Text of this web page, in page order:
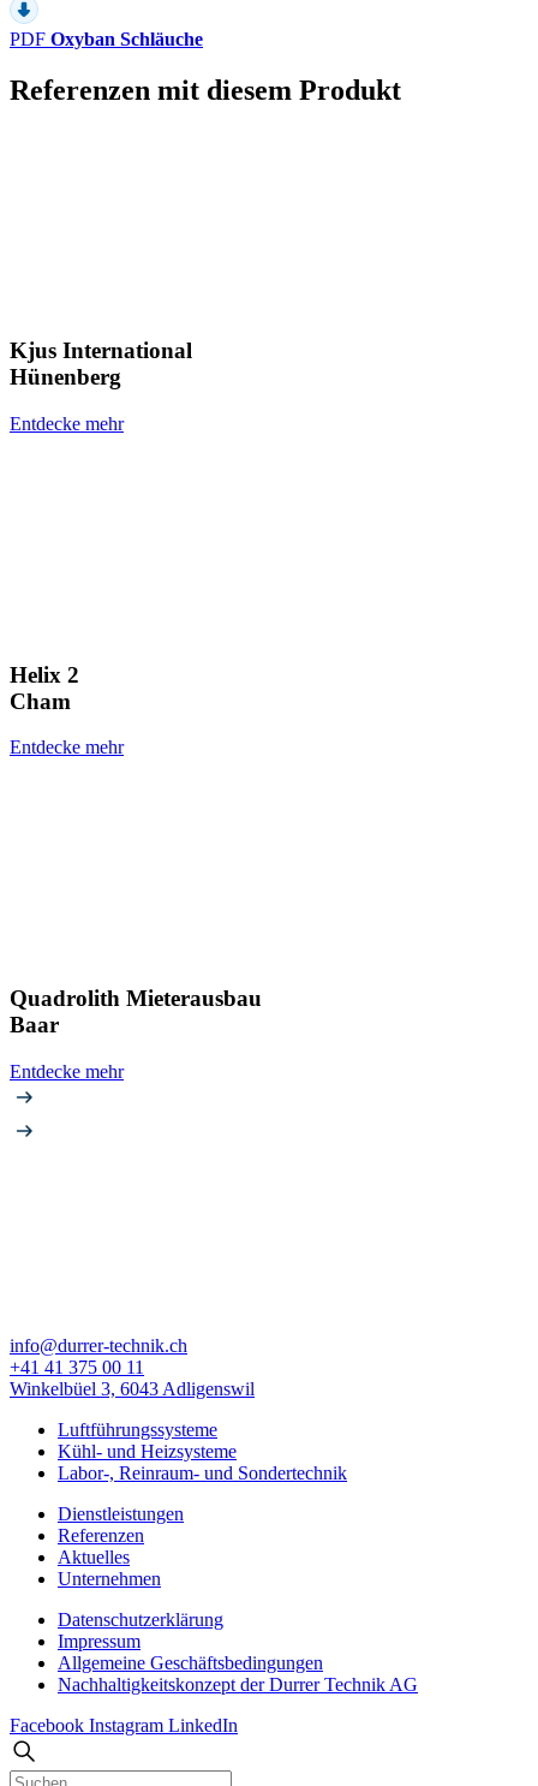
PDF Oxyban Schläuche
Referenzen mit diesem Produkt
Kjus International
Hünenberg
Entdecke mehr
Helix 2
Cham
Entdecke mehr
Quadrolith Mieterausbau
Baar
Entdecke mehr
info@durrer-technik.ch
+41 41 375 00 11
Winkelbüel 3, 6043 Adligenswil
Luftführungssysteme
Kühl- und Heizsysteme
Labor-, Reinraum- und Sondertechnik
Dienstleistungen
Referenzen
Aktuelles
Unternehmen
Datenschutzerklärung
Impressum
Allgemeine Geschäfts­bedingungen
Nachhaltigkeitskonzept der Durrer Technik AG
Facebook Instagram LinkedIn